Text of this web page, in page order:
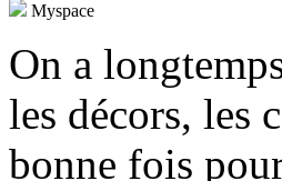
Myspace
On a
les décors, les
bonne fois